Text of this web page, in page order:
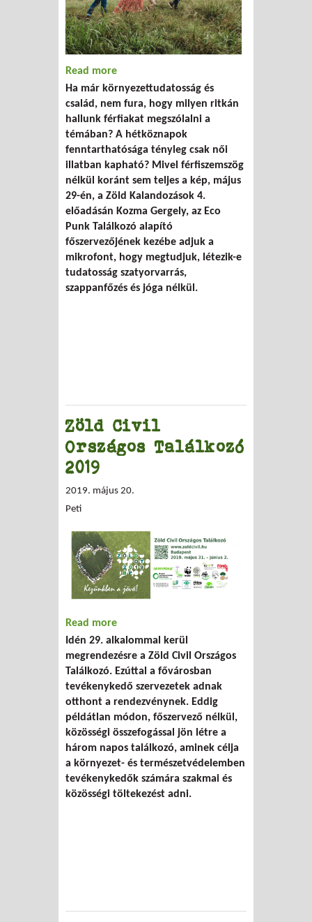
Read more
csak női illatban kapható
Ha már környezettudatosság és
család, nem fura, hogy milyen ritkán
hallunk férfiakat megszólalni a
témában? A hétköznapok
fenntarthatósága tényleg csak női
illatban kapható? Mivel férfiszemszög
nélkül koránt sem teljes a kép, május
29-én, a Zöld Kalandozások 4.
előadásán Kozma Gergely, az Eco
Punk Találkozó alapító
főszervezőjének kezébe adjuk a
mikrofont, hogy megtudjuk, létezik-e
tudatosság szatyorvarrás,
szappanfőzés és jóga nélkül.
Zöld Civil
Országos Találkozó
2019
2019. május 20.
Peti
Read more
Idén 29. alkalommal kerül
megrendezésre a Zöld Civil Országos
Találkozó. Ezúttal a fővárosban
tevékenykedő szervezetek adnak
otthont a rendezvénynek. Eddig
példátlan módon, főszervező nélkül,
közösségi összefogással jön létre a
három napos találkozó, aminek célja
a környezet- és természetvédelemben
tevékenykedők számára szakmai és
közösségi töltekezést adni.